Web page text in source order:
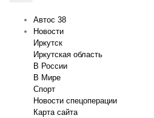
Автос 38
Новости
Иркутск
Иркутская область
В России
В Мире
Спорт
Новости спецоперации
Карта сайта